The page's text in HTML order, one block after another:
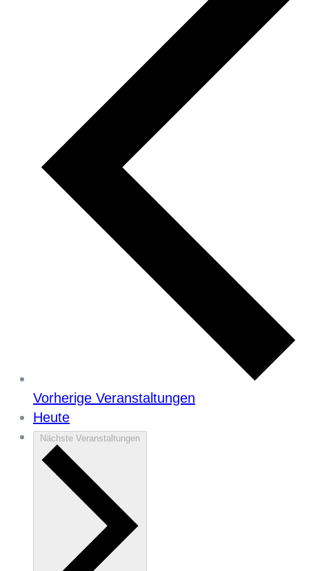
Vorherige Veranstaltungen
Heute
Nächste Veranstaltungen